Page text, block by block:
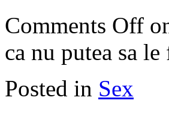
Comments Off
ca nu putea sa
Posted in Sex